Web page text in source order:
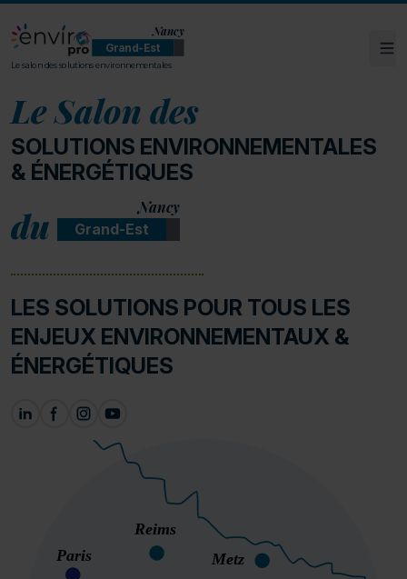
ENVIROpro Grand-Est - Nancy
Nancy
Grand-Est
Le salon des solutions environnementales
Le Salon des
SOLUTIONS ENVIRONNEMENTALES
& ÉNERGÉTIQUES
du Nancy
Grand-Est
LES SOLUTIONS POUR TOUS LES
ENJEUX ENVIRONNEMENTAUX &
ÉNERGÉTIQUES